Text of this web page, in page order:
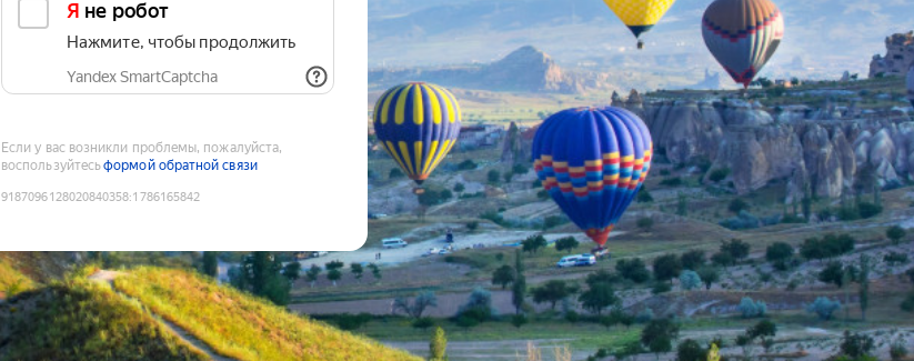
Я не робот
Нажмите, чтобы продолжить
Yandex SmartCaptcha
Если у вас возникли проблемы, пожалуйста,
воспользуйтесьформой обратной связи
9187096128020840358:1786165842